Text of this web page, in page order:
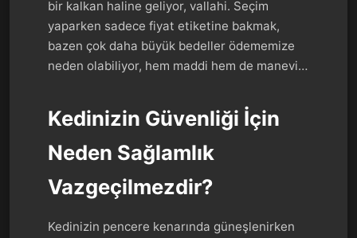
bir kalkan haline geliyor, vallahi. Seçim
yaparken sadece fiyat etiketine bakmak,
bazen çok daha büyük bedeller ödememize
neden olabiliyor, hem maddi hem de manevi…
Kedinizin Güvenliği İçin
Neden Sağlamlık
Vazgeçilmezdir?
Kedinizin pencere kenarında güneşlenirken